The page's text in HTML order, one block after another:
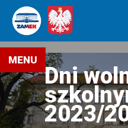
Dni
2023/
MENU
Menu
Aktualności
Rekrutacja
-
Terminarz